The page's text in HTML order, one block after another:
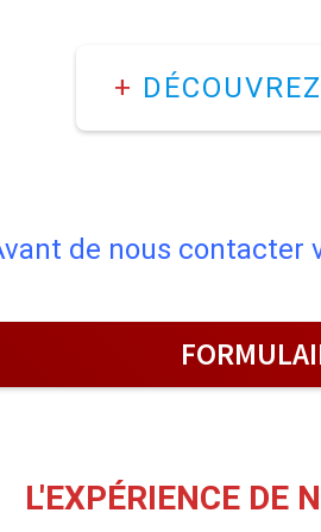
+
de nous contacter
L'EXPÉRIENCE DE